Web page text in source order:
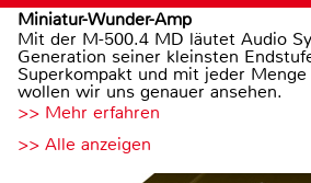
Miniatur-Wunder-Amp
Mit der M-500.4 MD läutet Audio
Generation seiner kleinsten
Superkompakt und mit jeder
wollen wir uns genauer ansehen.
>> Mehr erfahren
>> Alle anzeigen